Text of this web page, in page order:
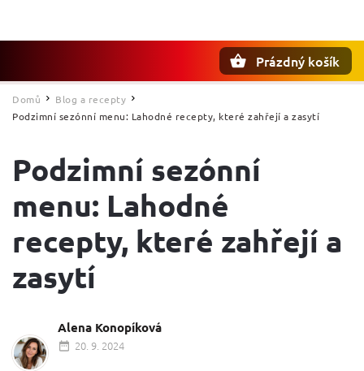
Prázdný košík
Domů / Blog a recepty /
Podzimní sezónní menu: Lahodné recepty, které zahřejí a zasytí
Podzimní sezónní
menu: Lahodné
recepty, které zahřejí a
zasytí
Alena Konopíková
20. 9. 2024